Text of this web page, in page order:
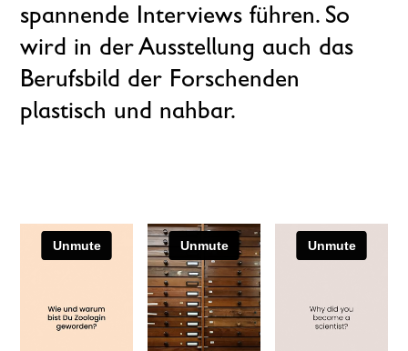
spannende Interviews führen. So
wird in der Ausstellung auch das
Berufsbild der Forschenden
plastisch und nahbar.